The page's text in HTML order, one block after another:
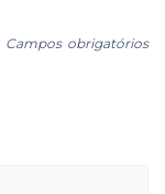
Campos obrigatórios